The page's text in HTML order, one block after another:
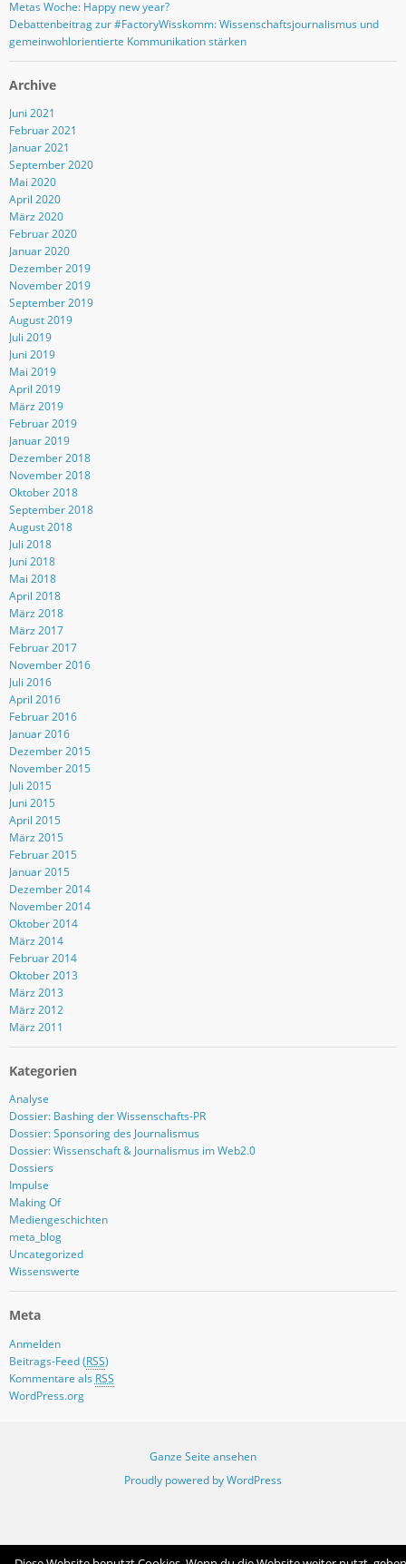
Metas Woche: Happy new year?
Debattenbeitrag zur #FactoryWisskomm: Wissenschaftsjournalismus und
gemeinwohlorientierte Kommunikation stärken
Archive
Juni 2021
Februar 2021
Januar 2021
September 2020
Mai 2020
April 2020
März 2020
Februar 2020
Januar 2020
Dezember 2019
November 2019
September 2019
August 2019
Juli 2019
Juni 2019
Mai 2019
April 2019
März 2019
Februar 2019
Januar 2019
Dezember 2018
November 2018
Oktober 2018
September 2018
August 2018
Juli 2018
Juni 2018
Mai 2018
April 2018
März 2018
März 2017
Februar 2017
November 2016
Juli 2016
April 2016
Februar 2016
Januar 2016
Dezember 2015
November 2015
Juli 2015
Juni 2015
April 2015
März 2015
Februar 2015
Januar 2015
Dezember 2014
November 2014
Oktober 2014
März 2014
Februar 2014
Oktober 2013
März 2013
März 2012
März 2011
Kategorien
Analyse
Dossier: Bashing der Wissenschafts-PR
Dossier: Sponsoring des Journalismus
Dossier: Wissenschaft & Journalismus im Web2.0
Dossiers
Impulse
Making Of
Mediengeschichten
meta_blog
Uncategorized
Wissenswerte
Meta
Anmelden
Beitrags-Feed (RSS)
Kommentare als RSS
WordPress.org
Ganze Seite ansehen
Proudly powered by WordPress